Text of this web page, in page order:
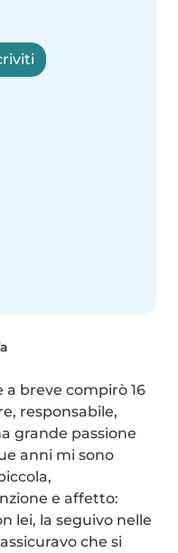
a breve compirò 16
responsabile,
grande passione
anni mi sono
e affetto:
lei, la seguivo nelle
che si